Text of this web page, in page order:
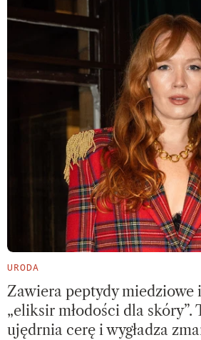
URODA
Zawiera peptydy miedziowe
„eliksir młodości dla skóry”.
ujędrnia cerę i wygładza